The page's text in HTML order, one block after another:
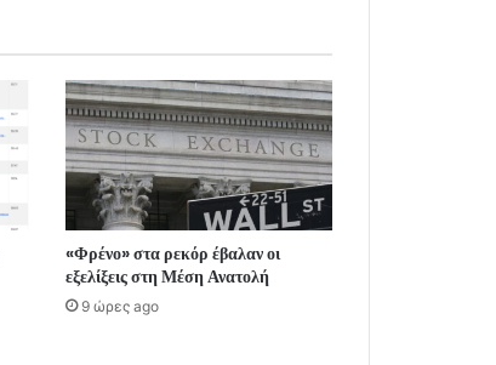
«Φρένο» στα ρεκόρ έβαλαν οι
εξελίξεις στη Μέση Ανατολή
9 ώρες ago